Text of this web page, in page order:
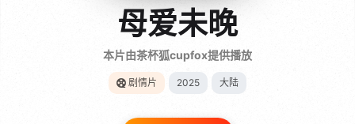
母爱未晚
本片由茶杯狐cupfox提供播放
剧情片 2025 大陆